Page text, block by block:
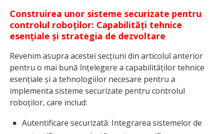
Construirea unor sisteme securizate pentru
controlul roboților: Capabilități tehnice
esențiale și strategia de dezvoltare
Revenim asupra acestei secțiuni din articolul anterior
pentru o mai bună înțelegere a capabilităților tehnice
esențiale și a tehnologiilor necesare pentru a
implementa sisteme securizate pentru controlul
roboților, care includ:
Autentificare securizată: Integrarea sistemelor de